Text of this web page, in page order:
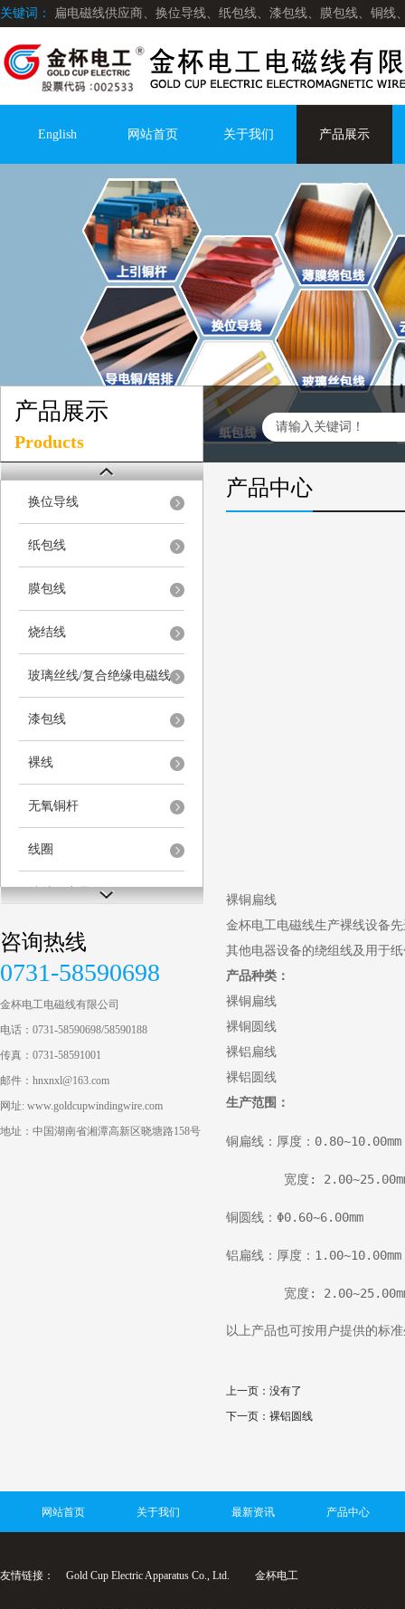
关键词： 扁电磁线供应商、换位导线、纸包线、漆包线、膜包线、铜线
English 网站首页 关于我们 产品展示
产品展示
Products
换位导线
纸包线
膜包线
烧结线
玻璃丝线/复合绝缘电磁线
漆包线
裸线
无氧铜杆
线圈
特种铝产品
咨询热线
0731-58590698
金杯电工电磁线有限公司
电话：0731-58590698/58590188
传真：0731-58591001
邮件：hnxnxl@163.com
网址: www.goldcupwindingwire.com
地址：中国湖南省湘潭高新区晓塘路158号
产品中心
裸铜扁线
金杯电工电磁线生产裸线设备
其他电器设备的绕组线及用于
产品种类：
裸铜扁线
裸铜圆线
裸铝扁线
裸铝圆线
生产范围：
铜扁线：厚度：0.80~10.00mm
宽度:
铜圆线：Φ0.60~6.00mm
铝扁线：厚度：1.00~10.00mm
宽度:
以上产品也可按用户提供的标
上一页：没有了
下一页： 裸铝圆线
网站首页 关于我们 最新资讯 产品中心
友情链接： Gold Cup Electric Apparatus Co., Ltd. 金杯电工